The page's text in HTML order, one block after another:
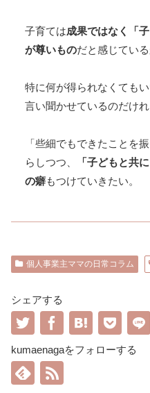
子育ては成果ではなく「
が尊いものだと感じてい
特に何が得られなくても
言い聞かせているのだけれ
「些細でもできたことを
らしつつ、
「子どもと共
の癖もつけていきたい。
個人事業主ママの日常コラム
シェアする
kumaenagaをフォローする